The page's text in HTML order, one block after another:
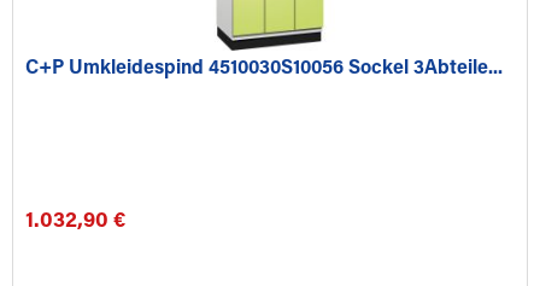
C+P Umkleidespind 4510030S10056 Sockel 3Abteile...
1.032,90 €